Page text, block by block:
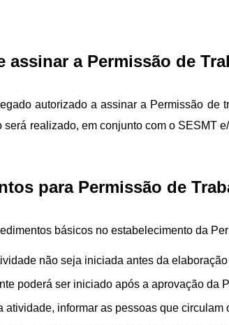
assinar a Permissão de
autorizado a assinar a Permissão de
será realizado, em conjunto com o SESMT
para Permissão de
básicos no estabelecimento da
não seja iniciada antes da
poderá ser iniciado após a aprovação da
atividade, informar as pessoas que circulam